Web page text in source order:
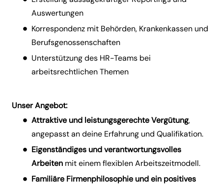
Auswertungen
Korrespondenz mit Behörden, Krankenkassen und
Berufsgenossenschaften
Unterstützung des HR-Teams bei
arbeitsrechtlichen Themen
Unser Angebot:
Attraktive und leistungsgerechte Vergütung,
angepasst an deine Erfahrung und Qualifikation.
Eigenständiges und verantwortungsvolles
Arbeiten mit einem flexiblen Arbeitszeitmodell.
Familiäre Firmenphilosophie und ein positives